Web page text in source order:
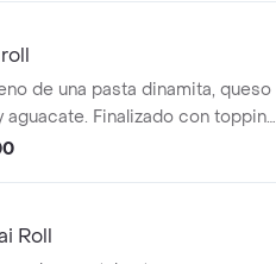
de una pasta dinamita, queso
aguacate. Finalizado con topping
y un tartar de camarones en
Roll